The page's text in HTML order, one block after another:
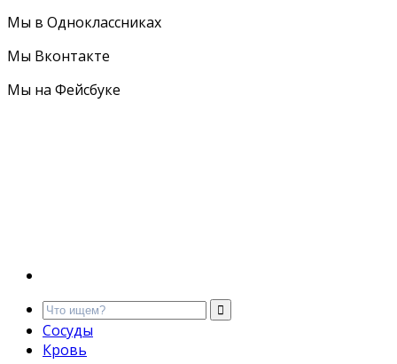
Мы в Одноклассниках
Мы Вконтакте
Мы на Фейсбуке
Сосуды
Кровь